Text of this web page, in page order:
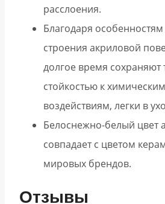
расслоения.
Благодаря
строения акриловой
долгое время сохраняют
стойкостью к
воздействиям, легки в
Белоснежно-белый цвет
совпадает с цветом
мировых брендов.
Отзывы